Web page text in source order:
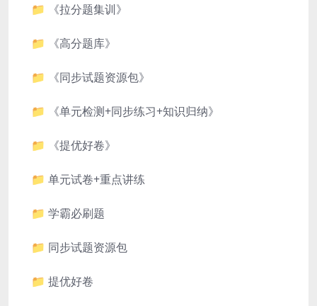
📁 《拉分题集训》
📁 《高分题库》
📁 《同步试题资源包》
📁 《单元检测+同步练习+知识归纳》
📁 《提优好卷》
📁 单元试卷+重点讲练
📁 学霸必刷题
📁 同步试题资源包
📁 提优好卷